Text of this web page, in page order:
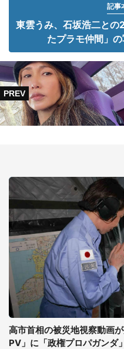
記事
東雲うみ、石坂浩二と
たプラモ仲間」の
高市首相の被災地視察動画
PV」に「政権プロパガンダ